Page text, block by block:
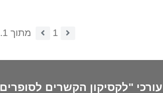
1 מתוך 1.
עורכי "לקסיקון הקשרים לסופרים